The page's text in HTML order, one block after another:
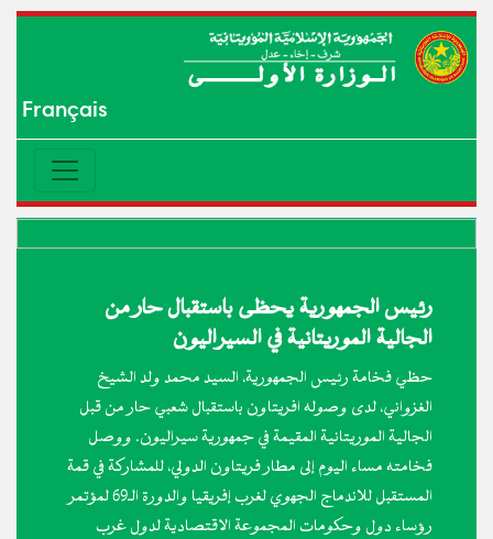
Français
رئيس الجمهورية يحظى باستقبال حار من
الجالية الموريتانية في السيراليون
حظي فخامة رئيس الجمهورية، السيد محمد ولد الشيخ
الغزواني، لدى وصوله افريتاون باستقبال شعبي حار من قبل
الجالية الموريتانية المقيمة في جمهورية سيراليون. ووصل
فخامته مساء اليوم إلى مطار فريتاون الدولي، للمشاركة في قمة
المستقبل للاندماج الجهوي لغرب إفريقيا والدورة الـ69 لمؤتمر
رؤساء دول وحكومات المجموعة الاقتصادية لدول غرب